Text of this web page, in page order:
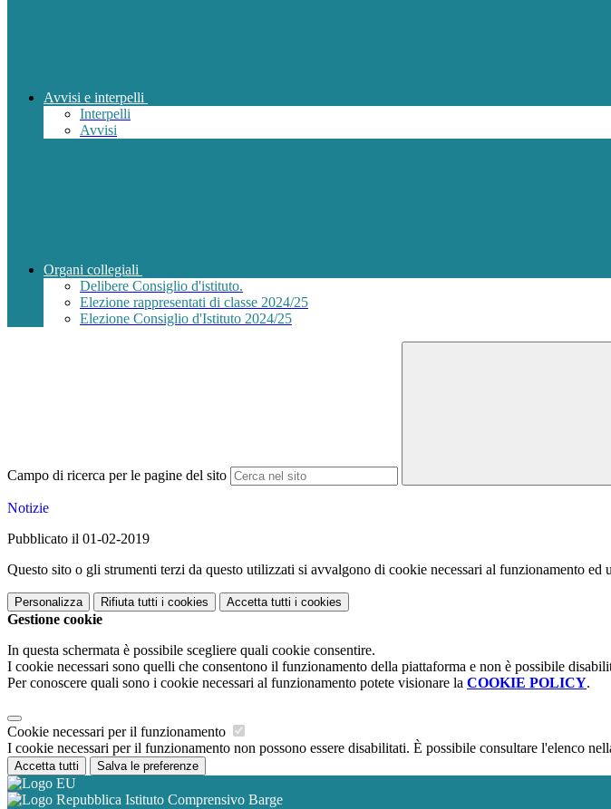
Avvisi e interpelli
Interpelli
Avvisi
Organi collegiali
Delibere Consiglio d'istituto.
Elezione rappresentati di classe 2024/25
Elezione Consiglio d'Istituto 2024/25
Campo di ricerca per le pagine del sito
Notizie
Pubblicato il 01-02-2019
Questo sito o gli strumenti terzi da questo utilizzati si avvalgono di cookie necessari al funzionamento ed
Personalizza Rifiuta tutti i cookies Accetta tutti i cookies
Gestione cookie
In questa schermata è possibile scegliere quali cookie consentire.
I cookie necessari sono quelli che consentono il funzionamento della piattaforma e non è possibile
Per conoscere quali sono i cookie necessari al funzionamento potete visionare la COOKIE POLICY.
Cookie necessari per il funzionamento
I cookie necessari per il funzionamento non possono essere disabilitati. È possibile consultare l'elenco
Accetta tutti Salva le preferenze
Istituto Comprensivo Barge